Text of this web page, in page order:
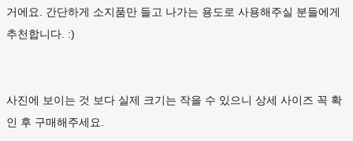
거에요. 간단하게 소지품만 들고 나가는 용도로 사용해주실 분들에게
추천합니다. :)
사진에 보이는 것 보다 실제 크기는 작을 수 있으니 상세 사이즈 꼭 확
인 후 구매해주세요.